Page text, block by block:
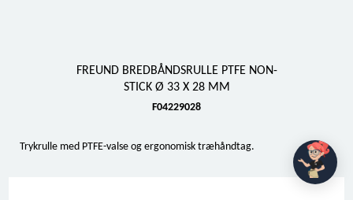
FREUND BREDBÅNDSRULLE PTFE NON-
STICK Ø 33 X 28 MM
F04229028
Trykrulle med PTFE-valse og ergonomisk træhåndtag.